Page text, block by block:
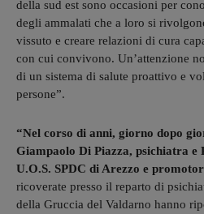
della sud est sono occasioni per
degli ammalati che a loro si
vissuto e creare relazioni di cura
con cui convivono. Un’attenzione
di un sistema di salute proattivo e
persone”.
“Nel corso di anni, giorno dopo
Giampaolo Di Piazza, psichiatra e
U.O.S. SPDC di Arezzo e
ricoverate presso il reparto di
della Gruccia del Valdarno hanno